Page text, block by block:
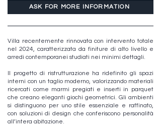
ASK FOR MORE INFORMATION
Villa recentemente rinnovata con intervento totale
nel 2024, caratterizzata da finiture di alto livello e
arredi contemporanei studiati nei minimi dettagli.
Il progetto di ristrutturazione ha ridefinito gli spazi
interni con un taglio moderno, valorizzando materiali
ricercati come marmi pregiati e inserti in parquet
che creano eleganti giochi geometrici. Gli ambienti
si distinguono per uno stile essenziale e raffinato,
con soluzioni di design che conferiscono personalità
all’intera abitazione.